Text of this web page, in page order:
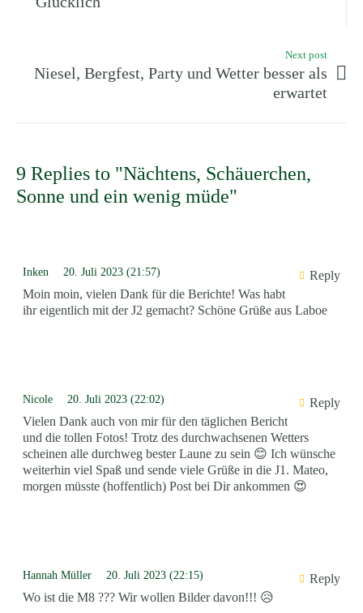
Next post
Niesel, Bergfest, Party und Wetter besser als
erwartet
9 Replies to "Nächtens, Schäuerchen,
Sonne und ein wenig müde"
Inken 20. Juli 2023 (21:57)
Reply
Moin moin, vielen Dank für die Berichte! Was habt
ihr eigentlich mit der J2 gemacht? Schöne Grüße aus Laboe
Nicole 20. Juli 2023 (22:02)
Reply
Vielen Dank auch von mir für den täglichen Bericht
und die tollen Fotos! Trotz des durchwachsenen Wetters
scheinen alle durchweg bester Laune zu sein 😊 Ich wünsche
weiterhin viel Spaß und sende viele Grüße in die J1. Mateo,
morgen müsste (hoffentlich) Post bei Dir ankommen 😍
Hannah Müller 20. Juli 2023 (22:15)
Reply
Wo ist die M8 ??? Wir wollen Bilder davon!!! 😥